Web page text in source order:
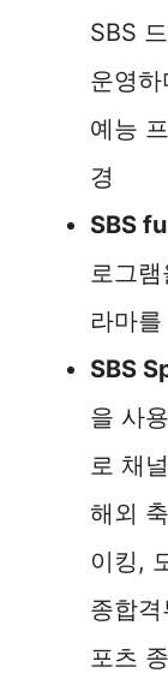
SBS
운영
예능
경
SBS
로그
라마
SBS
을 사
로 채
해외
이킹,
종합
포츠